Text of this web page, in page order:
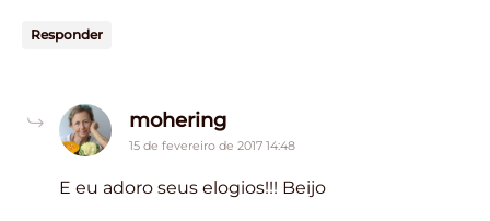
Responder
moheringsays:
15 de fevereiro de 2017 14:48
E eu adoro seus elogios!!! Beijo